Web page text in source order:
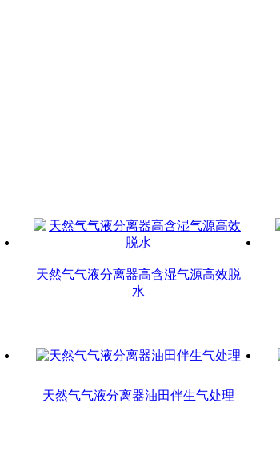
天然气气液分离器高含湿气源高效脱
水
天然气气液分离器油田伴生气处理